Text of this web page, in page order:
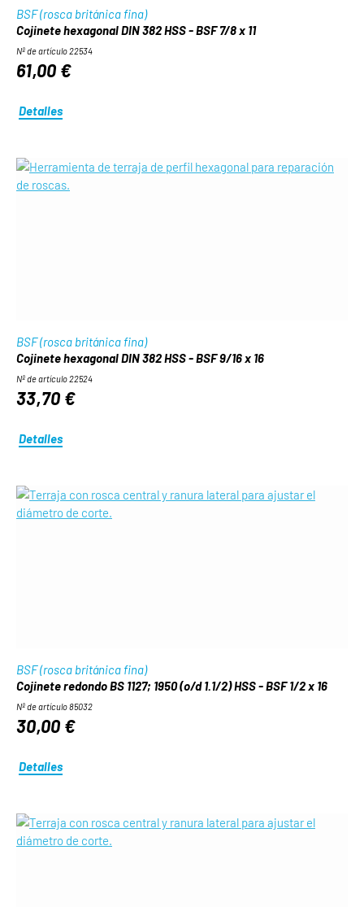
BSF (rosca británica fina)
Cojinete hexagonal DIN 382 HSS - BSF 7/8 x 11
Nº de artículo 22534
61,00 €
Detalles
BSF (rosca británica fina)
Cojinete hexagonal DIN 382 HSS - BSF 9/16 x 16
Nº de artículo 22524
33,70 €
Detalles
BSF (rosca británica fina)
Cojinete redondo BS 1127; 1950 (o/d 1.1/2) HSS - BSF 1/2 x 16
Nº de artículo 85032
30,00 €
Detalles